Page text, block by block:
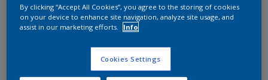
By clicking “Accept All Cookies”, you agree to the storing of cookies
on your device to enhance site navigation, analyze site usage, and
assist in our marketing efforts.
Info
Cookies Settings